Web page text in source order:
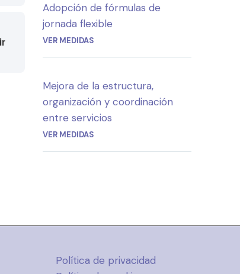
Adopción de fórmulas de
jornada flexible
VER MEDIDAS
Mejora de la estructura,
organización y coordinación
entre servicios
VER MEDIDAS
Política de privacidad